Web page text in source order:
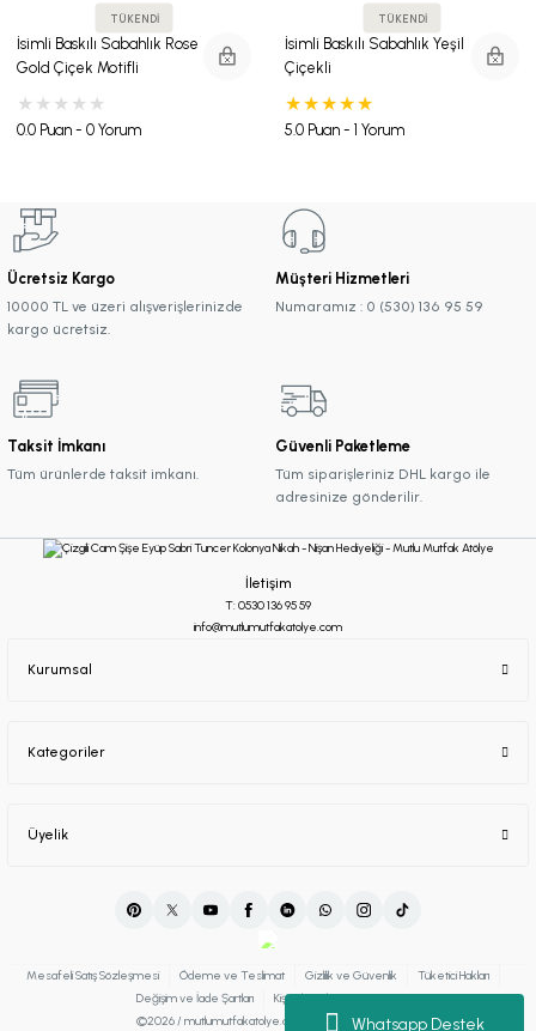
Whatsapp Destek
TÜKENDİ
İsimli Baskılı Sabahlık Rose
Gold Çiçek Motifli
0.0 Puan - 0 Yorum
TÜKENDİ
İsimli Baskılı Sabahlık Yeşil
Çiçekli
5.0 Puan - 1 Yorum
Ücretsiz Kargo
10000 TL ve üzeri alışverişlerinizde
kargo ücretsiz.
Müşteri Hizmetleri
Numaramız : 0 (530) 136 95 59
Taksit İmkanı
Tüm ürünlerde taksit imkanı.
Güvenli Paketleme
Tüm siparişleriniz DHL kargo ile
adresinize gönderilir.
İletişim
T: 0530 136 95 59
info@mutlumutfakatolye.com
Kurumsal
Kategoriler
Üyelik
©2026 / mutlumutfakatolye.com Tüm Hakları Saklıdır.
Mesafeli Satış Sözleşmesi Ödeme ve Teslimat Gizlilik ve Güvenlik
Tüketici Hakları
Değişim ve İade Şartları
Kişisel Verilerin Korunması